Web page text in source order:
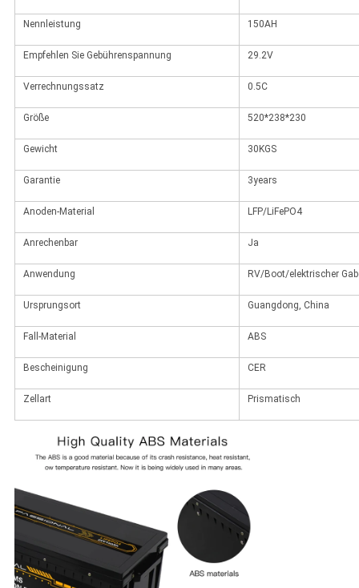
Nennleistung 150AH
Empfehlen Sie Gebührenspannung 29.2V
Verrechnungssatz 0.5C
Größe 520*238*230
Gewicht 30KGS
Garantie 3years
Anoden-Material LFP/LiFePO4
Anrechenbar Ja
Anwendung RV/Boot/elektrischer
Ursprungsort Guangdong, China
Fall-Material ABS
Bescheinigung CER
Zellart Prismatisch